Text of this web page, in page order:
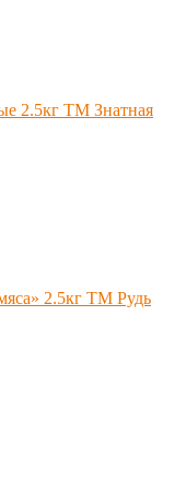
2.5кг ТМ Знатная
2.5кг ТМ Рудь